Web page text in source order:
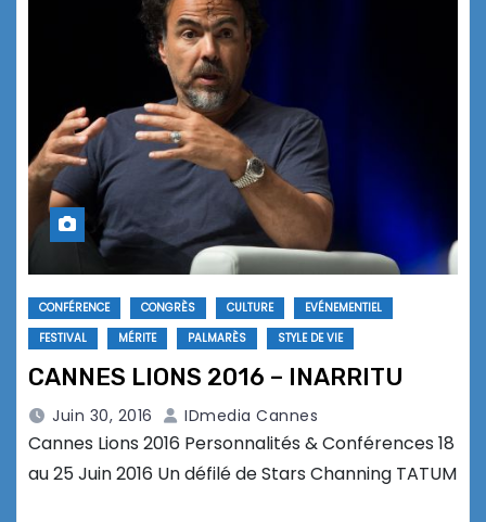
CONFÉRENCE CONGRÈS CULTURE
EVÉNEMENTIEL
FESTIVAL
MÉRITE PALMARÈS STYLE DE VIE
CANNES LIONS 2016 – INARRITU
Juin 30, 2016 IDmedia Cannes
Cannes Lions 2016 Personnalités & Conférences 18
au 25 Juin 2016 Un défilé de Stars Channing TATUM